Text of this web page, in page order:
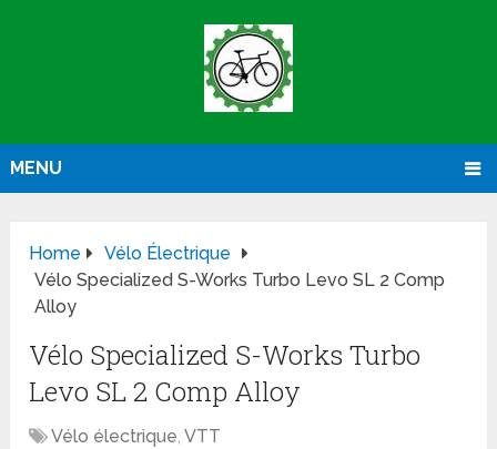
MENU
Home
Vélo Électrique
Vélo Specialized S-Works Turbo Levo SL 2 Comp
Alloy
Vélo Specialized S-Works Turbo
Levo SL 2 Comp Alloy
Vélo électrique,VTT